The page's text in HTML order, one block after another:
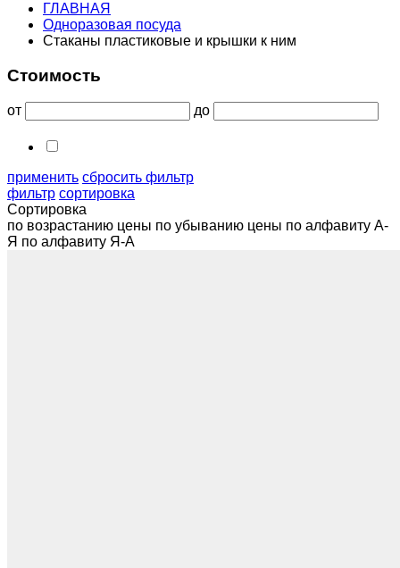
ГЛАВНАЯ
Одноразовая посуда
Стаканы пластиковые и крышки к ним
Стоимость
от до
применить сбросить фильтр
фильтр сортировка
Сортировка
по возрастанию цены по убыванию цены по алфавиту А-
Я по алфавиту Я-А